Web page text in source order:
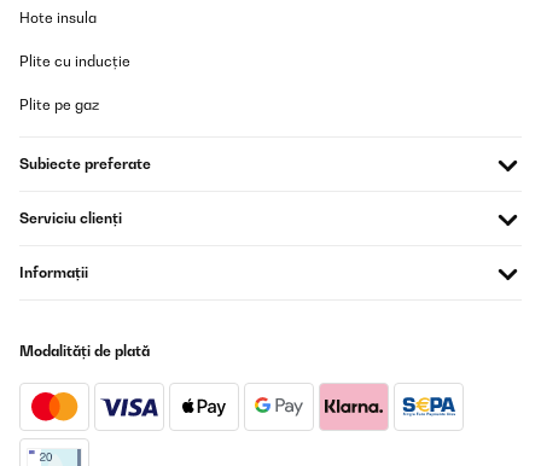
Hote insula
Plite cu inducție
Plite pe gaz
Subiecte preferate
Serviciu clienți
Informații
Modalități de plată